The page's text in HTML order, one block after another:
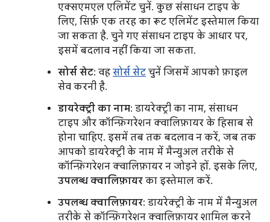
एक्सएमएल एलिमेंट चुनें. कुछ संसाधन टाइप के
लिए, सिर्फ़ एक तरह का रूट एलिमेंट इस्तेमाल किया
जा सकता है. चुने गए संसाधन टाइप के आधार पर,
इसमें बदलाव नहीं किया जा सकता.
सोर्स सेट: वह सोर्स सेट चुनें जिसमें आपको फ़ाइल
सेव करनी है.
डायरेक्ट्री का नाम: डायरेक्ट्री का नाम, संसाधन
टाइप और कॉन्फ़िगरेशन क्वालिफ़ायर के हिसाब से
होना चाहिए. इसमें तब तक बदलाव न करें, जब तक
आपको डायरेक्ट्री के नाम में मैन्युअल तरीके से
कॉन्फ़िगरेशन क्वालिफ़ायर न जोड़ने हों. इसके लिए,
उपलब्ध क्वालिफ़ायर का इस्तेमाल करें.
उपलब्ध क्वालिफ़ायर: डायरेक्ट्री के नाम में मैन्युअल
तरीके से कॉन्फ़िगरेशन क्वालिफ़ायर शामिल करने